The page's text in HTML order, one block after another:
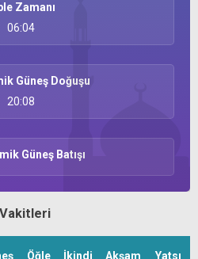
Vakitleri
Öğle İkindi Akşam Yatsı
Zamanı
06:04
Güneş Doğuşu
20:08
Güneş Batışı